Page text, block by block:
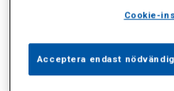
Cookie-
Acceptera endast